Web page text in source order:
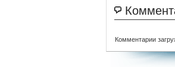
Комментарии